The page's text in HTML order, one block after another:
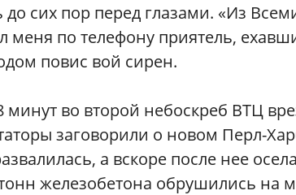
до сих пор перед глазами. «Из
меня по телефону приятель,
повис вой сирен.
минут во второй небоскреб ВТЦ
заговорили о новом Перл-
а вскоре после нее
железобетона обрушились на